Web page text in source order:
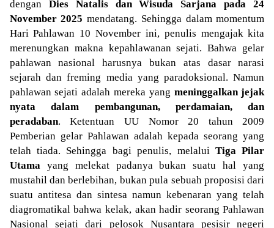
dengan Dies Natalis dan Wisuda Sarjana pada 24
November 2025mendatang. Sehingga dalam momentum
Hari Pahlawan 10 November ini, penulis mengajak kita
merenungkan makna kepahlawanan sejati. Bahwa gelar
pahlawan nasional harusnya bukan atas dasar narasi
sejarah dan freming media yang paradoksional. Namun
pahlawan sejati adalah mereka yang meninggalkan jejak
nyata dalam pembangunan, perdamaian, dan
peradaban. Ketentuan UU Nomor 20 tahun 2009
Pemberian gelar Pahlawan adalah kepada seorang yang
telah tiada. Sehingga bagi penulis, melalui Tiga Pilar
Utamayang melekat padanya bukan suatu hal yang
mustahil dan berlebihan, bukan pula sebuah proposisi dari
suatu antitesa dan sintesa namun kebenaran yang telah
diagromatikal bahwa kelak, akan hadir seorang Pahlawan
Nasional sejati dari pelosok Nusantara pesisir negeri